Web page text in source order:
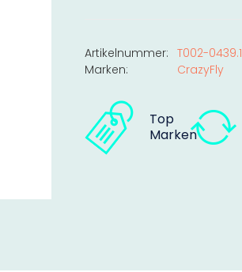
Artikelnummer: T002-0439.1
Marken:
CrazyFly
Top
Marken